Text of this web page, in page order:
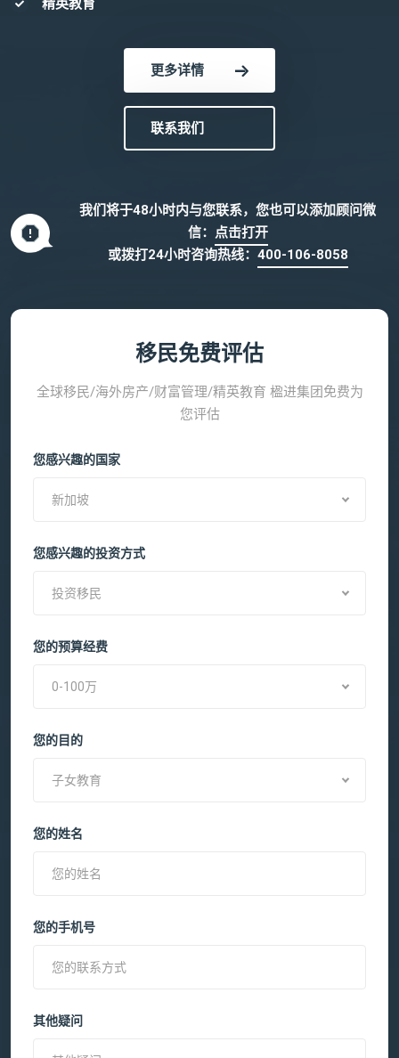
精英教育
更多详情
联系我们
我们将于48小时内与您联系，您也可以添加顾问微
信： 点击打开
或拨打24小时咨询热线： 400-106-8058
移民免费评估
全球移民/海外房产/财富管理/精英教育 楹进集团免费为
您评估
您感兴趣的国家
新加坡
您感兴趣的投资方式
投资移民
您的预算经费
0-100万
您的目的
子女教育
您的姓名
您的手机号
其他疑问